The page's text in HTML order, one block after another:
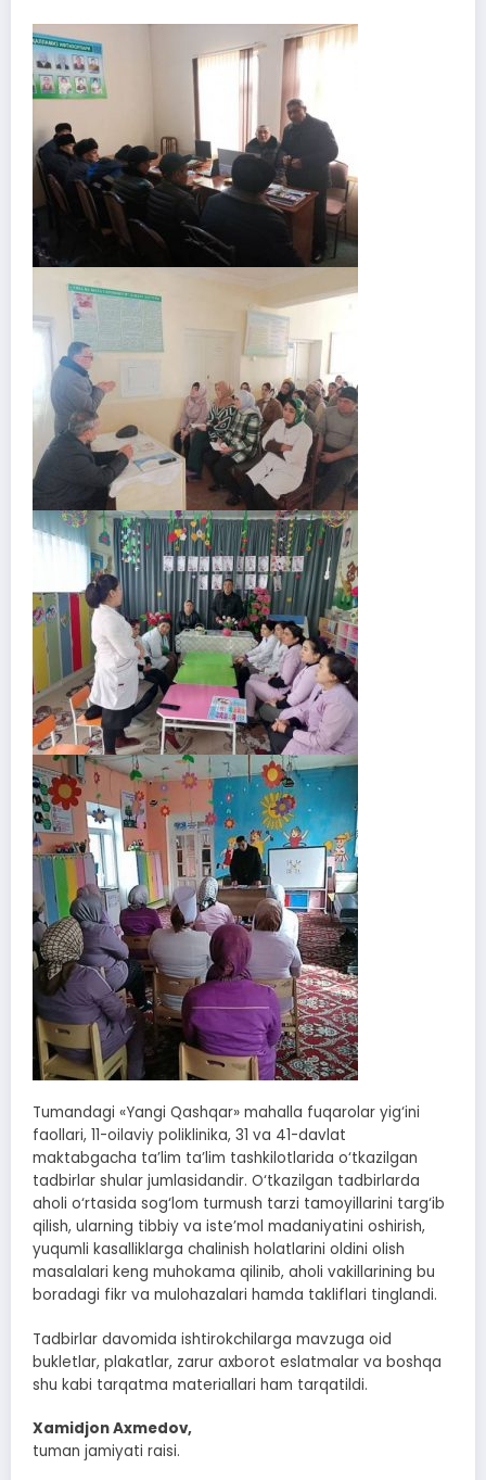
Tumandagi «Yangi Qashqar» mahalla fuqarolar yig‘ini
faollari, 11-oilaviy poliklinika, 31 va 41-davlat
maktabgacha ta’lim ta’lim tashkilotlarida o‘tkazilgan
tadbirlar shular jumlasidandir. O‘tkazilgan tadbirlarda
aholi o‘rtasida sog‘lom turmush tarzi tamoyillarini targ‘ib
qilish, ularning tibbiy va iste’mol madaniyatini oshirish,
yuqumli kasalliklarga chalinish holatlarini oldini olish
masalalari keng muhokama qilinib, aholi vakillarining bu
boradagi fikr va mulohazalari hamda takliflari tinglandi.
Tadbirlar davomida ishtirokchilarga mavzuga oid
bukletlar, plakatlar, zarur axborot eslatmalar va boshqa
shu kabi tarqatma materiallari ham tarqatildi.
Xamidjon Axmedov,
tuman jamiyati raisi.